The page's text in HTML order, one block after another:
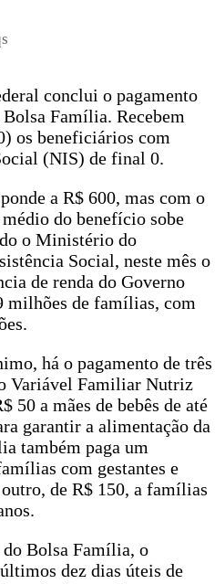
conclui o pagamento
Família. Recebem
os beneficiários com
(NIS) de final 0.
a R$ 600, mas com o
do benefício sobe
o Ministério do
Social, neste mês o
de renda do Governo
milhões de famílias, com
há o pagamento de três
Variável Familiar Nutriz
50 a mães de bebês de até
garantir a alimentação da
também paga um
com gestantes e
de R$ 150, a famílias
Bolsa Família, o
dez dias úteis de